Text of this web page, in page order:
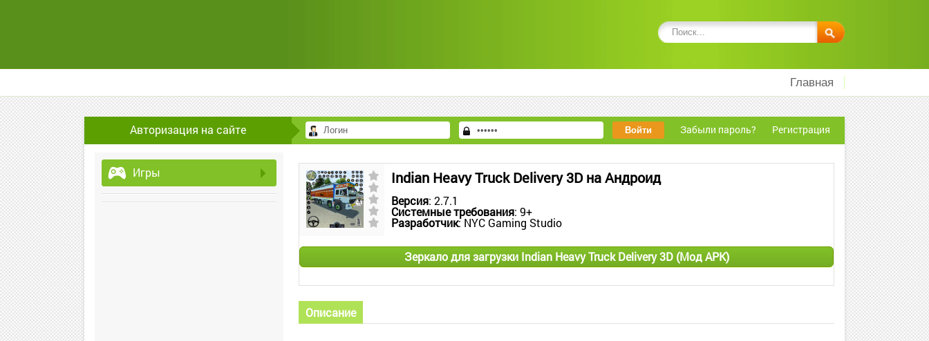
Главная
Авторизация на сайте Забыли пароль? Регистрация
Игры Indian Heavy Truck Delivery 3D на Андроид
Версия: 2.7.1
Системные требования: 9+
Разработчик: NYC Gaming Studio
Зеркало для загрузки Indian Heavy Truck Delivery 3D (Мод APK)
Описание